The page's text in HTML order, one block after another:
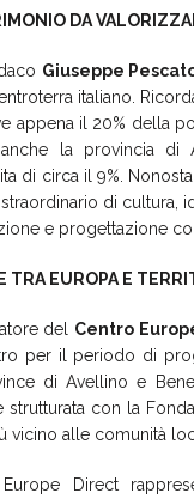
DA
Giuseppe
italiano.
appena il 20% della
anche la provincia
di circa il 9%.
di cultura,
e progettazione
TRA EUROPA E
del Centro
per il periodo di
di Avellino e
con la
vicino alle comunità
Direct